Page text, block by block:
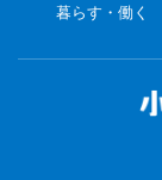
暮らす・働く